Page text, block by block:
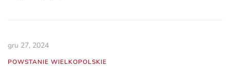
gru 27, 2024
POWSTANIE WIELKOPOLSKIE